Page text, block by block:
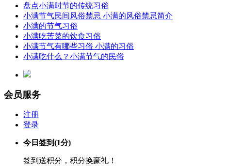
盘点小满时节的传统习俗
小满节气民间风俗禁忌 小满的风俗禁忌简介
小满的节气习俗
小满吃苦菜的饮食习俗
小满节气有哪些习俗 小满的习俗
小满吃什么？小满节气的民俗
会员服务
注册
登录
今日签到(1分)
签到送积分，积分换豪礼！